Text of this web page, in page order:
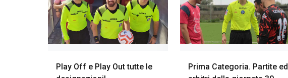
Play Off e Play Out tutte le
Prima Categoria. Partite ed